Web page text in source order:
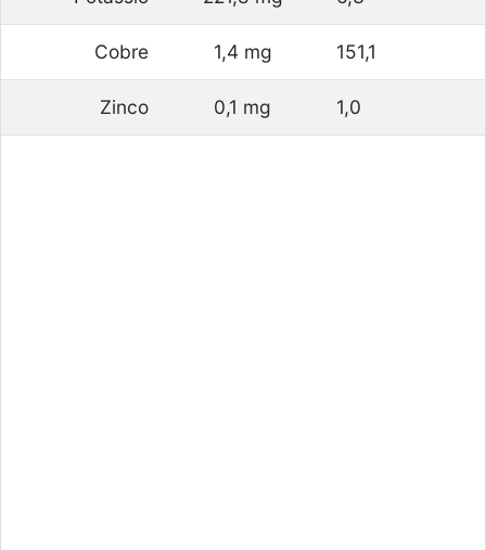
Cobre 1,4 mg 151,1
Zinco 0,1 mg 1,0